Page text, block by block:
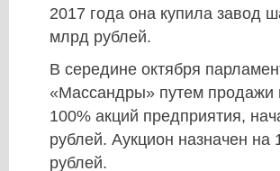
2017 года она купила завод
млрд рублей.
В середине октября
«Массандры» путем продажи
100% акций предприятия,
рублей. Аукцион назначен
рублей.